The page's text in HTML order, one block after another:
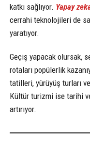
katkı sağlıyor. Yapay
cerrahi teknolojileri de
yaratıyor.
Geçiş yapacak olursak,
rotaları popülerlik
tatilleri, yürüyüş turları
Kültür turizmi ise tarihi
artırıyor.